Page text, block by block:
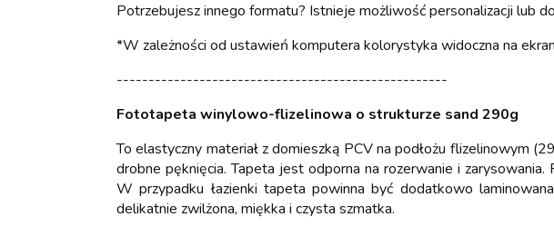
Potrzebujesz innego formatu? Istnieje możliwość personalizacji lub
*W zależności od ustawień komputera kolorystyka widoczna na
----------------------------------------------------
Fototapeta winylowo-flizelinowa o strukturze sand 290g
To elastyczny materiał z domieszką PCV na podłożu flizelinowym
drobne pęknięcia. Tapeta jest odporna na rozerwanie i
W przypadku łazienki tapeta powinna być dodatkowo
delikatnie zwilżona, miękka i czysta szmatka.